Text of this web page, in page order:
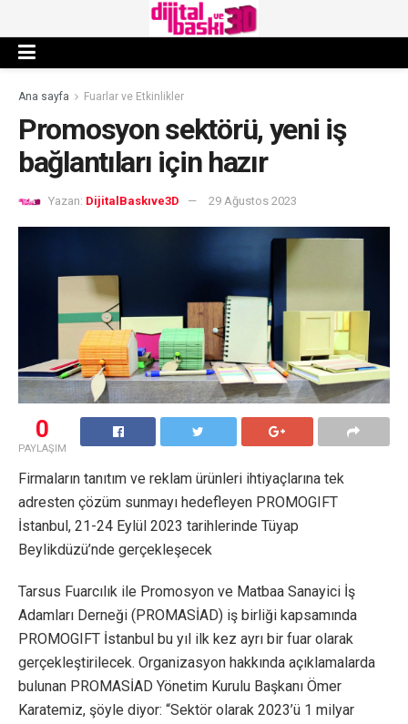
Ana sayfa Fuarlar ve Etkinlikler
Promosyon sektörü, yeni iş
bağlantıları için hazır
Yazan: DijitalBaskıve3D 29 Ağustos 2023
0
PAYLAŞIM
Firmaların tanıtım ve reklam ürünleri ihtiyaçlarına tek
adresten çözüm sunmayı hedefleyen PROMOGIFT
İstanbul, 21-24 Eylül 2023 tarihlerinde Tüyap
Beylikdüzü’nde gerçekleşecek
Tarsus Fuarcılık ile Promosyon ve Matbaa Sanayici İş
Adamları Derneği (PROMASİAD) iş birliği kapsamında
PROMOGIFT İstanbul bu yıl ilk kez ayrı bir fuar olarak
gerçekleştirilecek. Organizasyon hakkında açıklamalarda
bulunan PROMASİAD Yönetim Kurulu Başkanı Ömer
Karatemiz, şöyle diyor: “Sektör olarak 2023’ü 1 milyar